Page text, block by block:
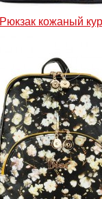
Рюкзак кожаный